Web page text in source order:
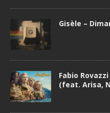
Gisèle –
Fabio Rovazzi
(feat. Arisa,